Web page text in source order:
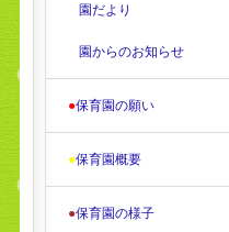
園だより
園からのお知らせ
●保育園の願い
●保育園概要
●保育園の様子